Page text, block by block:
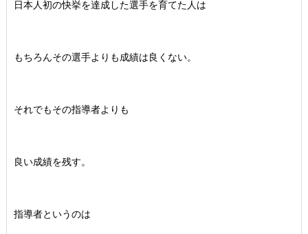
日本人初の快挙を達成した選手を育てた人は
もちろんその選手よりも成績は良くない。
それでもその指導者よりも
良い成績を残す。
指導者というのは